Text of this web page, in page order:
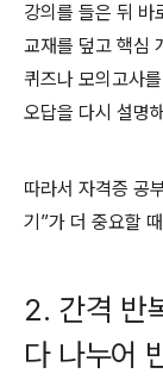
강의를 들은 뒤 바
교재를 덮고 핵심
퀴즈나 모의고사
오답을 다시 설명
따라서 자격증 공
기”가 더 중요할
2. 간격 반
다 나누어